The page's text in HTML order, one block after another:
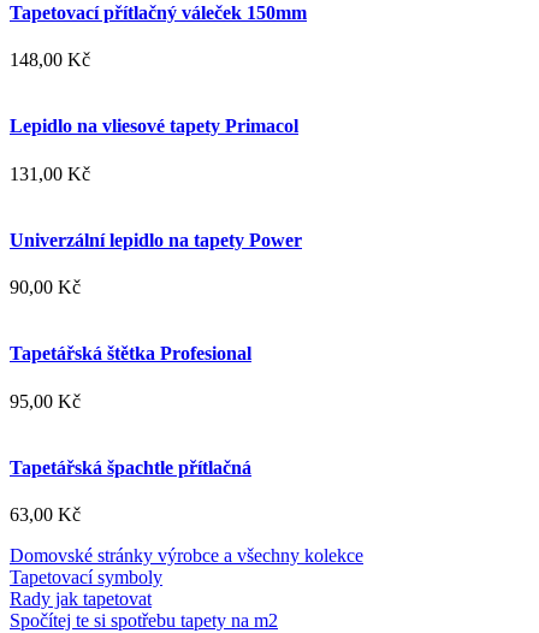
Tapetovací přítlačný váleček 150mm
148,00 Kč
Lepidlo na vliesové tapety Primacol
131,00 Kč
Univerzální lepidlo na tapety Power
90,00 Kč
Tapetářská štětka Profesional
95,00 Kč
Tapetářská špachtle přítlačná
63,00 Kč
Domovské stránky výrobce a všechny kolekce
Tapetovací symboly
Rady jak tapetovat
Spočítej te si spotřebu tapety na m2